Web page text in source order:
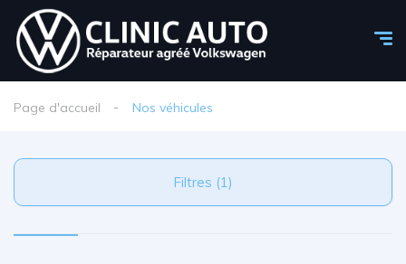
Page d'accueil Nos véhicules
Filtres (1)